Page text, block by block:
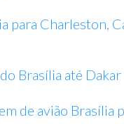
para Charleston,
Brasília até Dakar
de avião Brasília